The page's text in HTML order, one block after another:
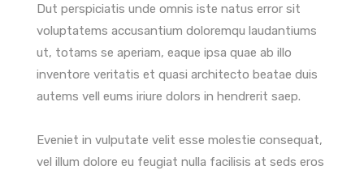
Dut perspiciatis unde omnis iste natus error sit
voluptatems accusantium doloremqu laudantiums
ut, totams se aperiam, eaque ipsa quae ab illo
inventore veritatis et quasi architecto beatae duis
autems vell eums iriure dolors in hendrerit saep.
Eveniet in vulputate velit esse molestie consequat,
vel illum dolore eu feugiat nulla facilisis at seds eros